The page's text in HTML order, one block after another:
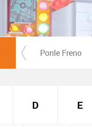
Ponle Freno
D E